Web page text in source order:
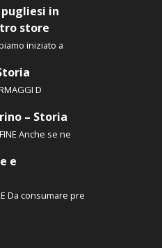
in
store
iniziato a
D
– Storia
Anche se ne
e
Da consumare pre